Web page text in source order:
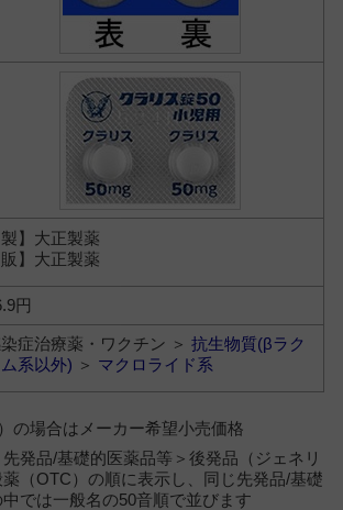
製】大正製薬
販】大正製薬
円
症治療薬・ワクチン ＞抗生物質(βラク
系以外) ＞ マクロライド系
の場合はメーカー希望小売価格
発品/基礎的医薬品等＞後発品（ジェネリ
薬（OTC）の順に表示し、同じ先発品/基礎
では一般名の50音順で並びます